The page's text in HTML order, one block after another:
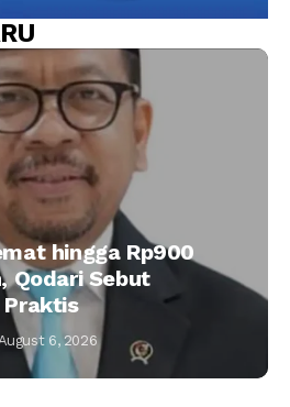
hingga Rp900
Qodari Sebut
Praktis
August 6, 2026